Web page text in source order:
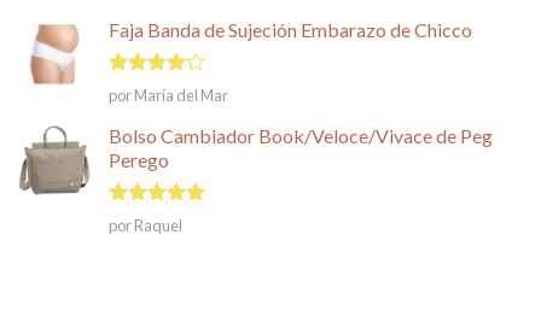
Faja Banda de Sujeción Embarazo de Chicco
Valorado
en
5
por María del Mar
Bolso Cambiador Book/Veloce/Vivace de Peg
Perego
Valorado en
5
de 5
por Raquel